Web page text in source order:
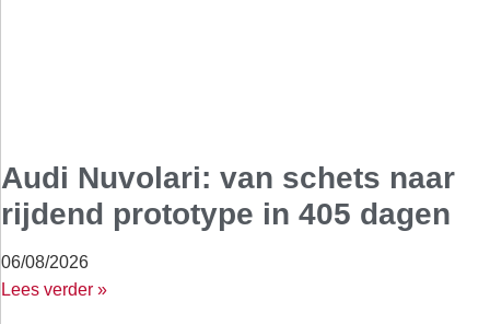
Audi Nuvolari: van schets naar
rijdend prototype in 405 dagen
06/08/2026
Lees verder »